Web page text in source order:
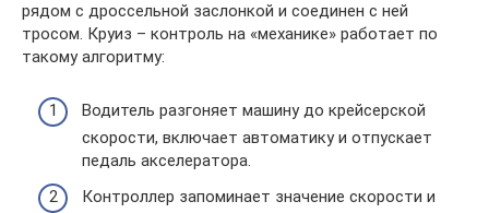
рядом с дроссельной заслонкой и соединен с ней
тросом. Круиз – контроль на «механике» работает по
такому алгоритму:
Водитель разгоняет машину до крейсерской
скорости, включает автоматику и отпускает
педаль акселератора.
Контроллер запоминает значение скорости и